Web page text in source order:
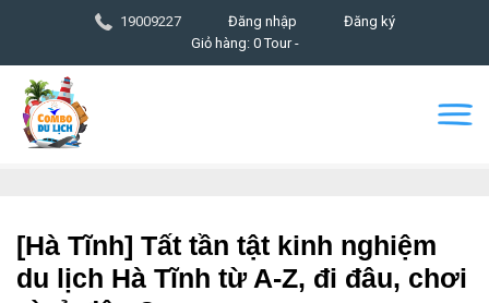
19009227 Đăng nhập
Đăng ký
Giỏ hàng: 0 Tour -
[Hà Tĩnh] Tất tần tật kinh nghiệm
du lịch Hà Tĩnh từ A-Z, đi đâu, chơi